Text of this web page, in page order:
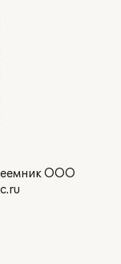
ООО